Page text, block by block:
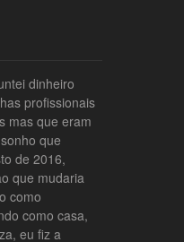
dinheiro
profissionais
mas que eram
que
de 2016,
que mudaria
como
como casa,
eu fiz a